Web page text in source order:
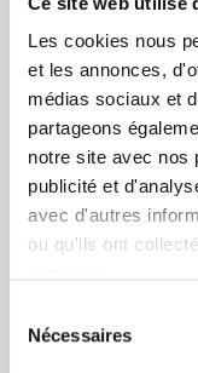
Les cookies nous
et les annonces,
médias sociaux et
partageons
notre site avec nos
publicité et
avec d'autres
ou qu'ils ont
Nécessaires
durant les horaires
cinquante patients
de cent par semaine
comment il décrit les
années de travail à
l'aise de